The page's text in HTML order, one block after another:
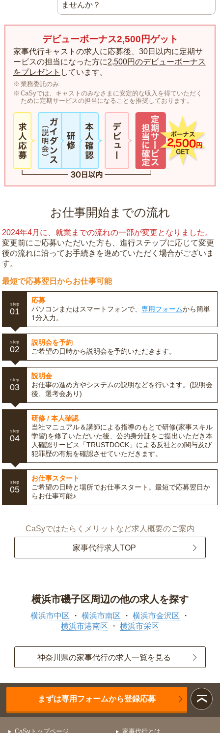
ませんか？
デビューボーナス2,500円ゲット
家事代行キャストの求人に応募後、30日以内に定期サ
ービスの担当になった方に2,500円のデビューボーナス
をプレゼント しています。
業務委託のみ
CaSyでは、キャストのみなさまに安定的な収入を得ていただく
ために定期サービスの担当になることを推奨しております。
お仕事開始までの流れ
2024年4月に、就業までの流れの一部が変更となりました。
変更前にご応募いただいた方も、進行ステップに応じて変更
後の流れに沿ってお手続きを進めていただく場合がございま
す。
最短で応募翌日からお仕事可能
step
01
応募
パソコンまたはスマートフォンで、専用フォームから簡単
1分入力。
step
02
説明会を予約
ご希望の日時から説明会を予約いただきます。
step
03
説明会
お仕事の進め方やシステムの説明などを行います。(説明会
後、選考会あり)
step
04
研修 / 本人確認
当社マニュアル＆講師による指導のもとで研修(家事スキル
学習)を修了いただいた後、公的身分証をご提出いただき本
人確認サービス「TRUSTDOCK」による反社との関与及び
犯罪歴の有無を確認させていただきます。
step
05
お仕事スタート
ご希望の日時と場所でお仕事スタート。最短で応募翌日か
らお仕事可能♪
CaSyではたらくメリットなど求人概要のご案内
家事代行求人TOP
横浜市磯子区周辺の他の求人を探す
横浜市中区 横浜市南区
横浜市金沢区
横浜市港南区
横浜市栄区
神奈川県の家事代行の求人一覧を見る
まずは専用フォームから登録応募
CaSyトップページ 家事代行とは